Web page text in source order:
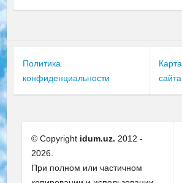
Политика
конфиденциальности
Карта
сайта
© Copyright idum.uz. 2012 -
2026.
При полном или частичном